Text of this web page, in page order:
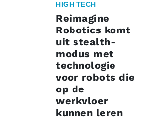
HIGH TECH
Reimagine
Robotics komt
uit stealth-
modus met
technologie
voor robots die
op de
werkvloer
kunnen leren